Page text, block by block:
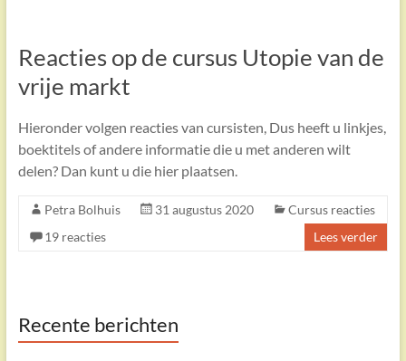
Reacties op de cursus Utopie van de
vrije markt
Hieronder volgen reacties van cursisten, Dus heeft u linkjes,
boektitels of andere informatie die u met anderen wilt
delen? Dan kunt u die hier plaatsen.
Petra Bolhuis 31 augustus 2020
Cursus reacties
19 reacties
Lees verder
Recente berichten